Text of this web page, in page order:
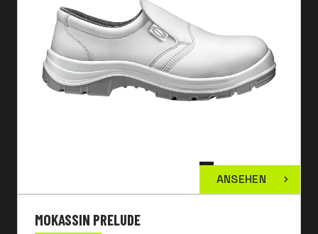
ANSEHEN
MOKASSIN PRELUDE